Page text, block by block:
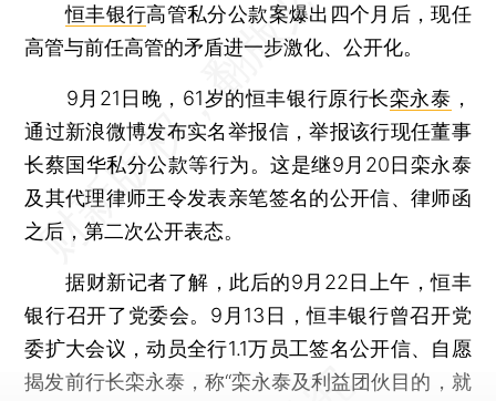
恒丰银行高管私分公款案爆出四个月后，现任
高管与前任高管的矛盾进一步激化、公开化。
9月21日晚，61岁的恒丰银行原行长栾永泰 ，
通过新浪微博发布实名举报信，举报该行现任董事
长蔡国华私分公款等行为。这是继9月20日栾永泰
及其代理律师王令发表亲笔签名的公开信、律师函
之后，第二次公开表态。
据财新记者了解，此后的9月22日上午，恒丰
银行召开了党委会。9月13日，恒丰银行曾召开党
委扩大会议，动员全行1.1万员工签名公开信、自愿
揭发前行长栾永泰，称“栾永泰及利益团伙目的，就